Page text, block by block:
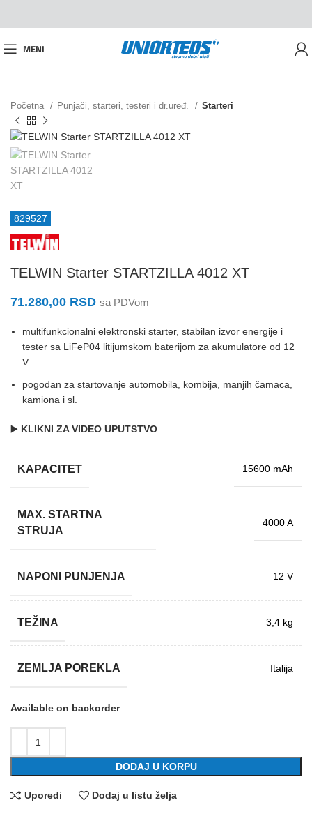
MENI
Početna Punjači, starteri, testeri i dr.uređ. Starteri
829527
TELWIN Starter STARTZILLA 4012 XT
71.280,00 RSD sa PDVom
multifunkcionalni elektronski starter, stabilan izvor energije i
tester sa LiFeP04 litijumskom baterijom za akumulatore od 12
V
pogodan za startovanje automobila, kombija, manjih čamaca,
kamiona i sl.
▶️ KLIKNI ZA VIDEO UPUTSTVO
KAPACITET 15600 mAh
MAX. STARTNA
STRUJA
4000 A
NAPONI PUNJENJA 12 V
TEŽINA 3,4 kg
ZEMLJA POREKLA Italija
Available on backorder
DODAJ U KORPU
Uporedi Dodaj u listu želja